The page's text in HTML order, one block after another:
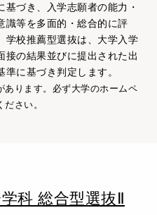
づき、入学志願者の能力・
識等を多面的・総合的に評
学校推薦型選抜は、大学入学
接の結果並びに提出された出
に基づき判定します。
ります。必ず大学のホームペ
さい。
科 総合型選抜Ⅱ